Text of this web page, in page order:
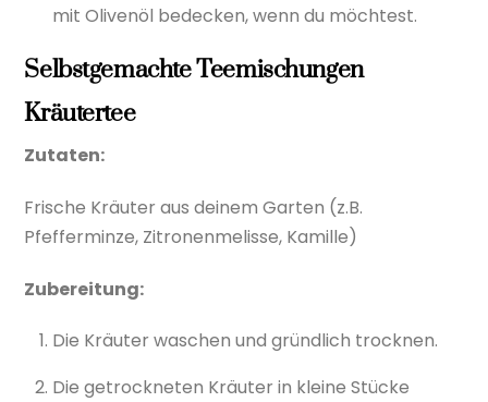
mit Olivenöl bedecken, wenn du möchtest.
Selbstgemachte Teemischungen
Kräutertee
Zutaten:
Frische Kräuter aus deinem Garten (z.B.
Pfefferminze, Zitronenmelisse, Kamille)
Zubereitung:
Die Kräuter waschen und gründlich trocknen.
Die getrockneten Kräuter in kleine Stücke